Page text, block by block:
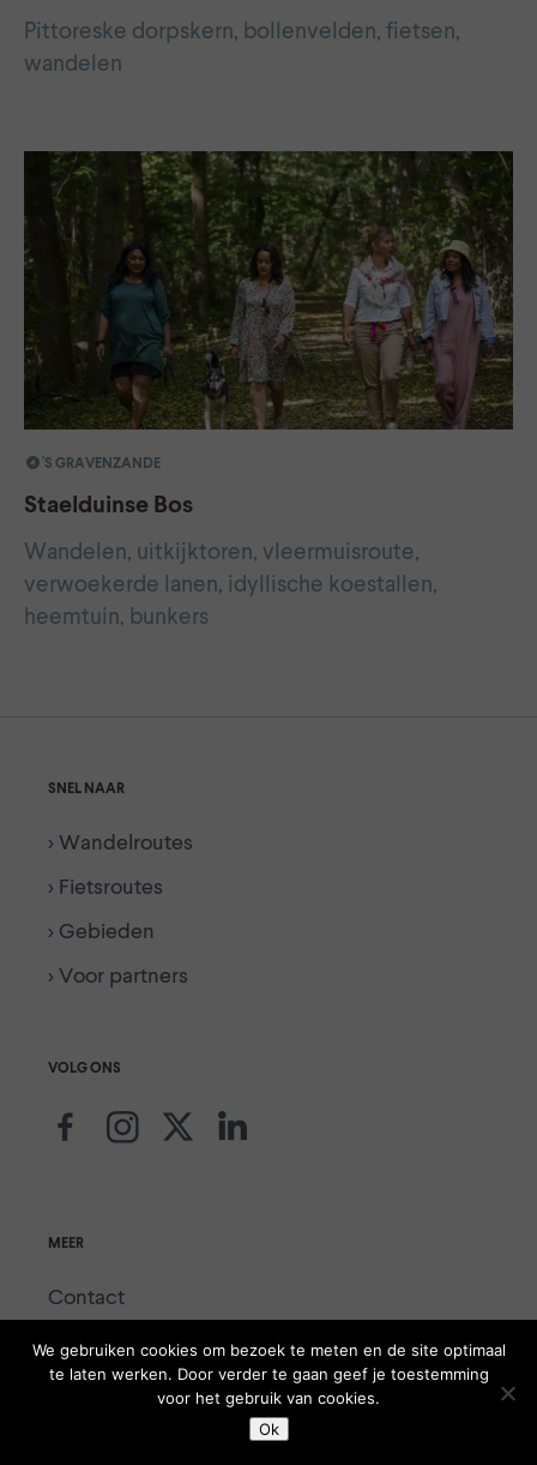
Pittoreske dorpskern, bollenvelden, fietsen,
wandelen
'S GRAVENZANDE
Staelduinse Bos
Wandelen, uitkijktoren, vleermuisroute,
verwoekerde lanen, idyllische koestallen,
heemtuin, bunkers
SNEL NAAR
> Wandelroutes
> Fietsroutes
> Gebieden
> Voor partners
VOLG ONS
MEER
Contact
Voor de media
Voor partners
We gebruiken cookies om bezoek te meten en de site optimaal
te laten werken. Door verder te gaan geef je toestemming
voor het gebruik van cookies.
Ok